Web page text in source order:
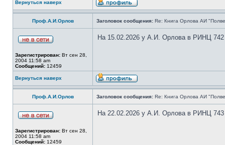
Вернуться наверх
Проф.А.И.Орлов Заголовок сообщения: Re: Книга Орлова АИ
Зарегистрирован: Вт сен 28,
2004 11:58 am
Сообщений: 12459
На 15.02.2026 у А.И. Орлова в РИНЦ 742
Вернуться наверх
Проф.А.И.Орлов Заголовок сообщения: Re: Книга Орлова АИ
Зарегистрирован: Вт сен 28,
2004 11:58 am
Сообщений: 12459
На 22.02.2026 у А.И. Орлова в РИНЦ 743